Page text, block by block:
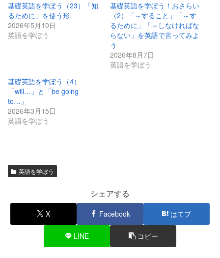
基礎英語を学ぼう（23）「知
るために」を使う形
2026年5月10日
英語を学ぼう
基礎英語を学ぼう！おさらい
（2）「～すること」「～す
るために」「～しなければな
らない」を英語で言ってみよ
う
2026年8月7日
英語を学ぼう
基礎英語を学ぼう（4）
「will…」と「be going
to…」
2026年3月15日
英語を学ぼう
英語を学ぼう
シェアする
X Facebook はてブ
LINE コピー